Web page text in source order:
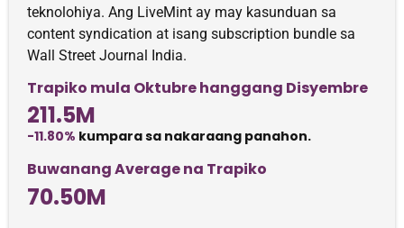
teknolohiya. Ang LiveMint ay may kasunduan sa
content syndication at isang subscription bundle sa
Wall Street Journal India.
Trapiko mula Oktubre hanggang Disyembre
211.5M
-11.80% kumpara sa nakaraang panahon.
Buwanang Average na Trapiko
70.50M